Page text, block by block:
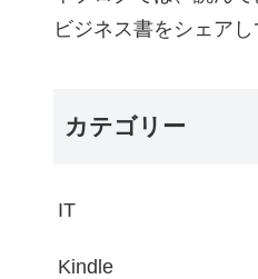
ビジネス書をシェアし
カテゴリー
IT
Kindle